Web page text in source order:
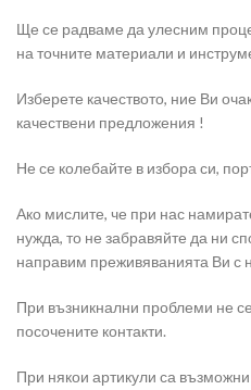
Ще се радваме да улесним
на точните материали и
Изберете качеството, ние Ви
качествени предложения !
Не се колебайте в избора си,
Ако мислите, че при нас
нужда, то не забравяйте да ни
направим преживяванията Ви с
При възникнални проблеми не
посочените контакти.
При някои артикули са